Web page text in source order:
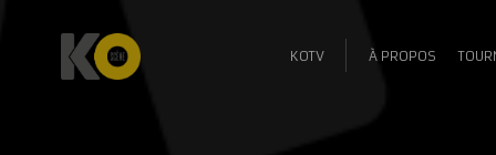
KOTV À PROPOS